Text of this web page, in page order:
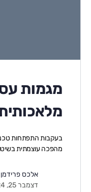
מגמות
מלאכותית
בעקבות התפתחות
מהפכה עוצמתית
אלכס פרידמן
דצמבר 25, 2024